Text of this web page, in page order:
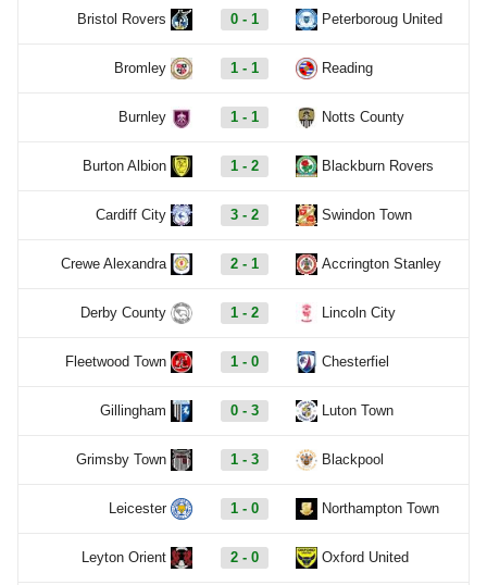
Bristol Rovers 0 - 1 Peterboroug United
Bromley 1 - 1 Reading
Burnley 1 - 1 Notts County
Burton Albion 1 - 2 Blackburn Rovers
Cardiff City 3 - 2 Swindon Town
Crewe Alexandra 2 - 1 Accrington Stanley
Derby County 1 - 2 Lincoln City
Fleetwood Town 1 - 0 Chesterfiel
Gillingham 0 - 3 Luton Town
Grimsby Town 1 - 3 Blackpool
Leicester 1 - 0 Northampton Town
Leyton Orient 2 - 0 Oxford United